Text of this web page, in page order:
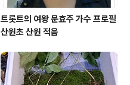
트롯트의 여왕 문효주 가수 프로필
산원초 산원 적음